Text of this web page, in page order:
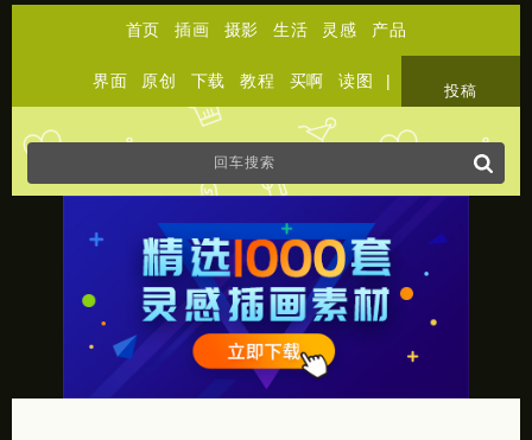
首页 插画 摄影 生活 灵感 产品
界面 原创 下载 教程 买啊 读图 |
投稿